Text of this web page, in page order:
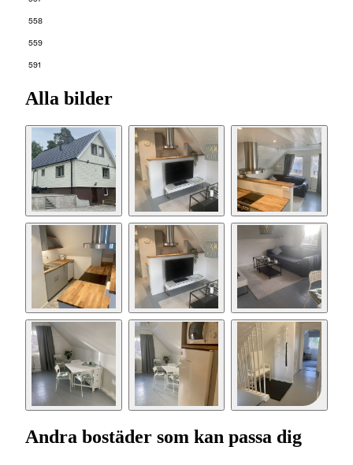
558
559
591
Alla bilder
Andra bostäder som kan passa dig